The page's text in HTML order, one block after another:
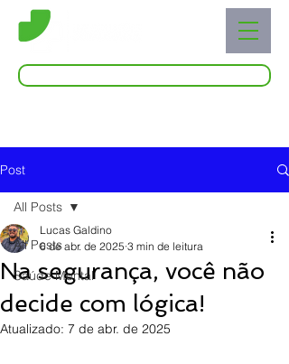
Post
All Posts
Saúde Mental
All Posts
Na segurança, você não
decide com lógica!
Lucas Galdino
6 de abr. de 2025 3 min de leitura
Atualizado: 7 de abr. de 2025